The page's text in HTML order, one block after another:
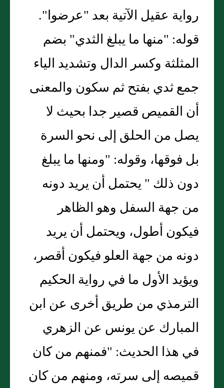
رواية عقيل الآتية بعد "عرضوا".
قوله: "منها ما يبلغ الثدي" بضم
المثلثة وكسر الدال وتشديد الياء
جمع ثدي بفتح ثم سكون والمعنى
أن القميص قصير جدا بحيث لا
يصل من الحلق إلى نحو السرة
بل فوقها، وقوله: "ومنها ما يبلغ
دون ذلك " يحتمل أن يريد دونه
من جهة السفل وهو الظاهر
فيكون أطول، ويحتمل أن يريد
دونه من جهة العلو فيكون أقصر،
ويؤيد الأول ما في رواية الحكيم
الترمذي من طريق أخرى عن ابن
المبارك عن يونس عن الزهري
في هذا الحديث: "فمنهم من كان
قميصه إلى سرته، ومنهم من كان